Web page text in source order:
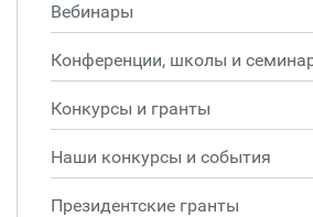
Вебинары
Конференции, школы и
Конкурсы и гранты
Наши конкурсы и события
Президентские гранты